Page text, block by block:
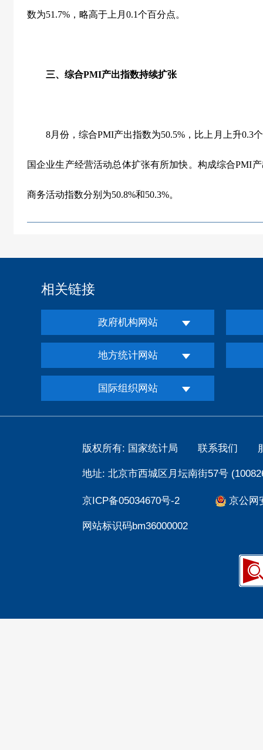
数为51.7% ，略高于上月 0.1个百分点。
三、综合PMI产出指数持续扩张
8月份，综合PMI产出指数为50.5% ，比上月上升0.3
国企业生产经营活动总体扩张有所加快。构成综合PMI
商务活动指数分别为50.8%和50.3%。
相关链接
政府机构网站
地方统计网站
国际组织网站
版权所有: 国家统计局 联系我们
地址: 北京市西城区月坛南街57号
京ICP备05034670号-2 京公网
网站标识码bm36000002